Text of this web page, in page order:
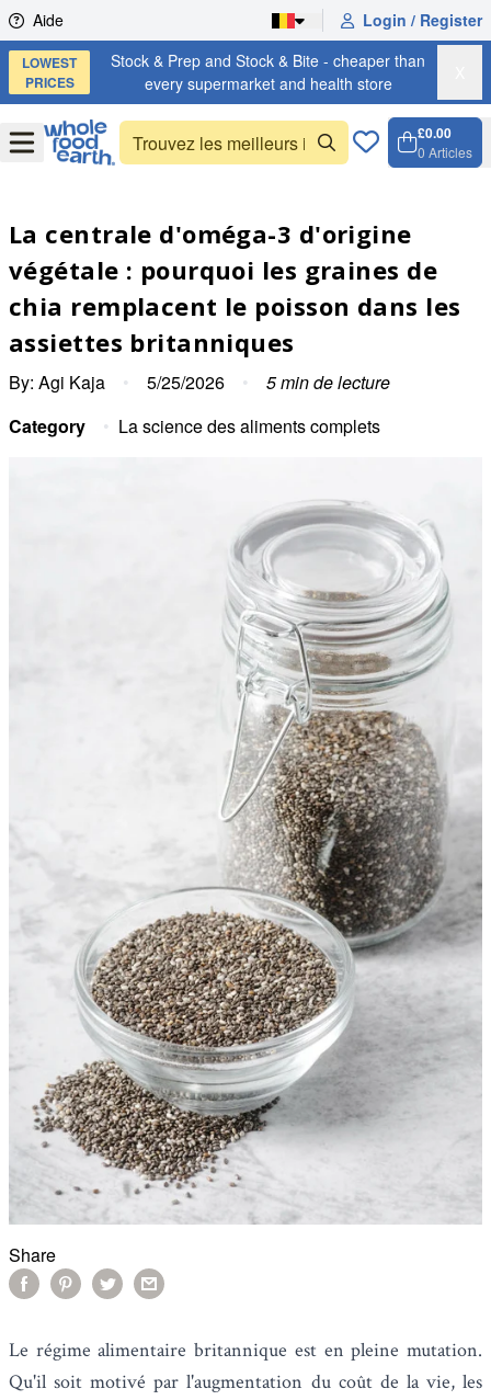
Skip to content
Aide Login / Register
LOWEST
PRICES
Stock & Prep and Stock & Bite - cheaper than
every supermarket and health store
OpenMenu
£0.00
0 Articles
La centrale d'oméga-3 d'origine
végétale : pourquoi les graines de
chia remplacent le poisson dans les
assiettes britanniques
By: Agi Kaja • 5/25/2026 • 5min de lecture
Category
• La science des aliments complets
Share
Le régime alimentaire britannique est en pleine mutation.
Qu'il soit motivé par l'augmentation du coût de la vie, les